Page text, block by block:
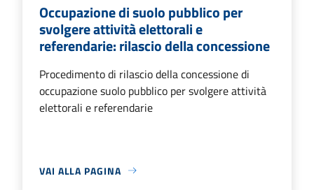
Occupazione di suolo pubblico per
svolgere attività elettorali e
referendarie: rilascio della concessione
Procedimento di rilascio della concessione di
occupazione suolo pubblico per svolgere attività
elettorali e referendarie
VAI ALLA PAGINA